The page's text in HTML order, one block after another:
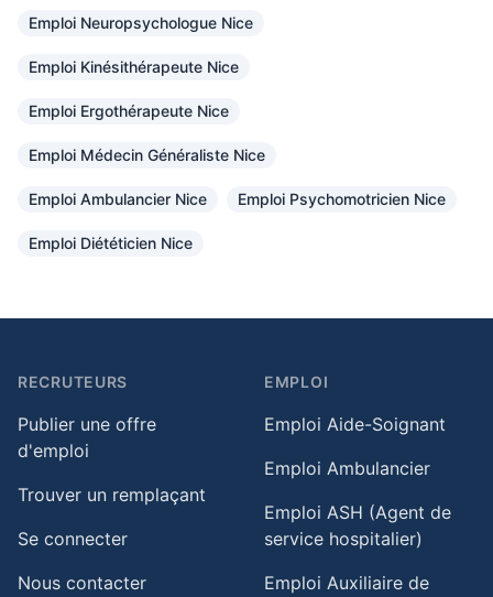
Emploi Neuropsychologue Nice
Emploi Kinésithérapeute Nice
Emploi Ergothérapeute Nice
Emploi Médecin Généraliste Nice
Emploi Ambulancier Nice Emploi Psychomotricien Nice
Emploi Diététicien Nice
RECRUTEURS
Publier une offre
d'emploi
Trouver un remplaçant
Se connecter
Nous contacter
EMPLOI
Emploi Aide-Soignant
Emploi Ambulancier
Emploi ASH (Agent de
service hospitalier)
Emploi Auxiliaire de